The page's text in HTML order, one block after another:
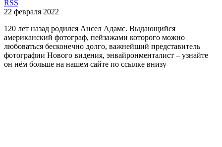
RSS
22 февраля 2022
120 лет назад родился Ансел Адамс. Выдающийся
американский фотограф, пейзажами которого можно
любоваться бесконечно долго, важнейший представитель
фотографии Нового видения, энвайронменталист – узнайте
он нём больше на нашем сайте по ссылке внизу